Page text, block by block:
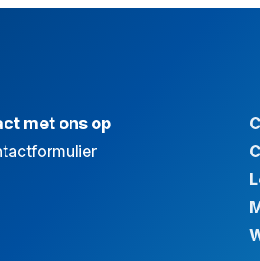
met ons op